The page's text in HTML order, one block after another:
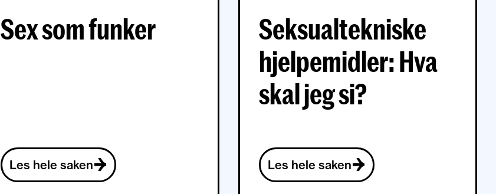
Sex som funker
Les hele saken
Seksualtekniske
hjelpemidler: Hva
skal jeg si?
Les hele saken